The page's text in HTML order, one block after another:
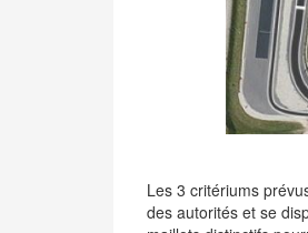
Les 3 critériums
des autorités et se